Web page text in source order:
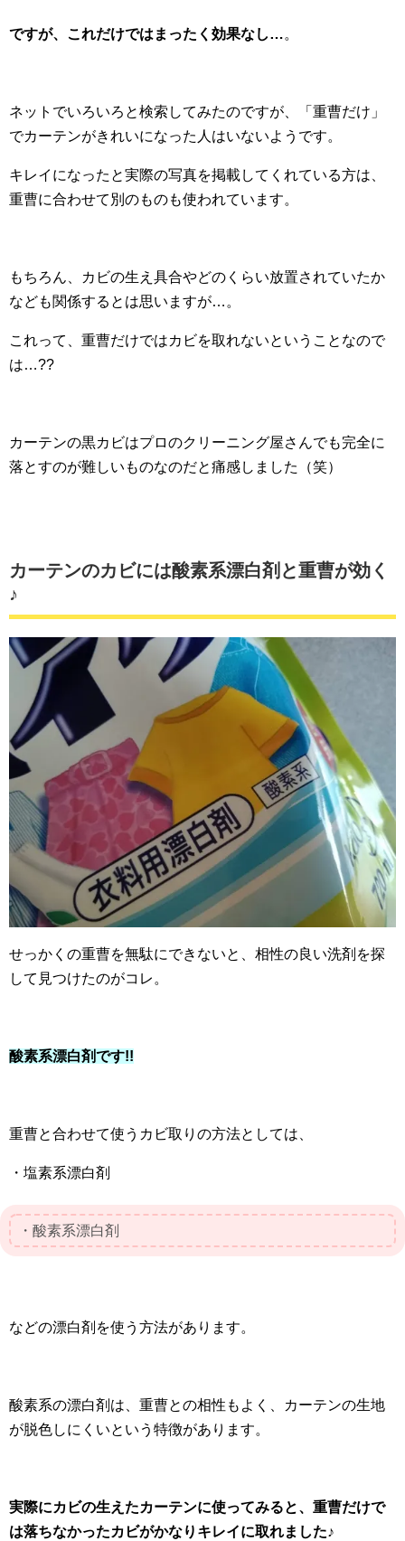
ですが、これだけではまったく効果なし…。
ネットでいろいろと検索してみたのですが、「重曹だけ」
でカーテンがきれいになった人はいないようです。
キレイになったと実際の写真を掲載してくれている方は、
重曹に合わせて別のものも使われています。
もちろん、カビの生え具合やどのくらい放置されていたか
なども関係するとは思いますが…。
これって、重曹だけではカビを取れないということなので
は…??
カーテンの黒カビはプロのクリーニング屋さんでも完全に
落とすのが難しいものなのだと痛感しました（笑）
カーテンのカビには酸素系漂白剤と重曹が効く
♪
せっかくの重曹を無駄にできないと、相性の良い洗剤を探
して見つけたのがコレ。
酸素系漂白剤です!!
重曹と合わせて使うカビ取りの方法としては、
・塩素系漂白剤
・酸素系漂白剤
などの漂白剤を使う方法があります。
酸素系の漂白剤は、重曹との相性もよく、カーテンの生地
が脱色しにくいという特徴があります。
実際にカビの生えたカーテンに使ってみると、重曹だけで
は落ちなかったカビがかなりキレイに取れました♪